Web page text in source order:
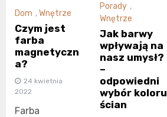
Dom ,Wnętrze
Czym jest
farba
magnetyczn
a?
24 kwietnia
2022
Farba
Porady ,
Wnętrze
Jak barwy
wpływają na
nasz umysł?
–
odpowiedni
wybór koloru
ścian